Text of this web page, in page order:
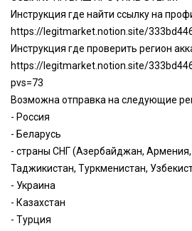
Инструкция где найти ссылку на
https://legitmarket.notion.site/
Инструкция где проверить регион
https://legitmarket.notion.site/
pvs=73
Возможна отправка на следующие
- Россия
- Беларусь
- страны СНГ (Азербайджан,
Таджикистан, Туркменистан,
- Украина
- Казахстан
- Турция